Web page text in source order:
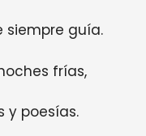
siempre guía.
frías,
y poesías.